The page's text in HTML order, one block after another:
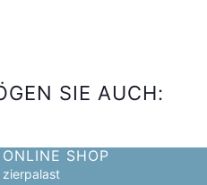
SIE AUCH:
SHOP